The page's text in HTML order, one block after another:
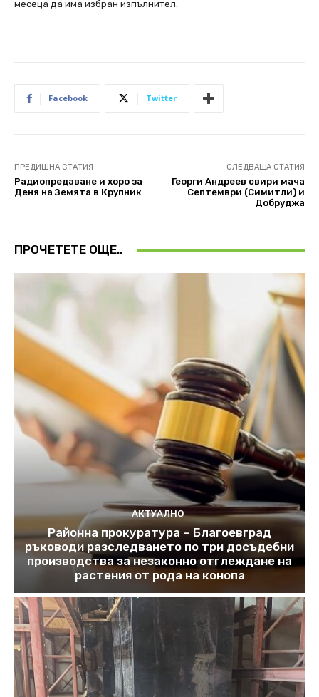
месеца да има избран изпълнител.
Facebook Twitter
ПРЕДИШНА СТАТИЯ
Радиопредаване и хоро за
Деня на Земята в Крупник
СЛЕДВАЩА СТАТИЯ
Георги Андреев свири мача
Септември (Симитли) и
Добруджа
ПРОЧЕТЕТЕ ОЩЕ..
АКТУАЛНО
Районна прокуратура – Благоевград
ръководи разследването по три досъдебни
производства за незаконно отглеждане на
растения от рода на конопа